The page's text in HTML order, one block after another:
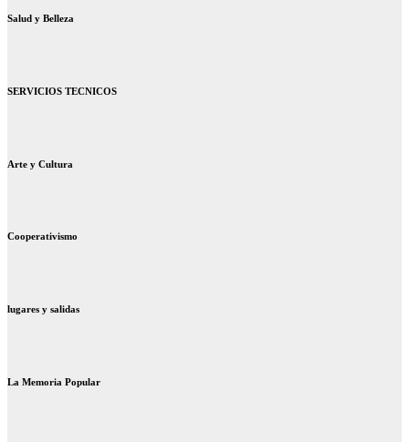
Salud y Belleza
SERVICIOS TECNICOS
Arte y Cultura
Cooperativismo
lugares y salidas
La Memoria Popular